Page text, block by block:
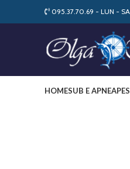
095.37.70.69 - LUN -
HOMESUB E APNEA